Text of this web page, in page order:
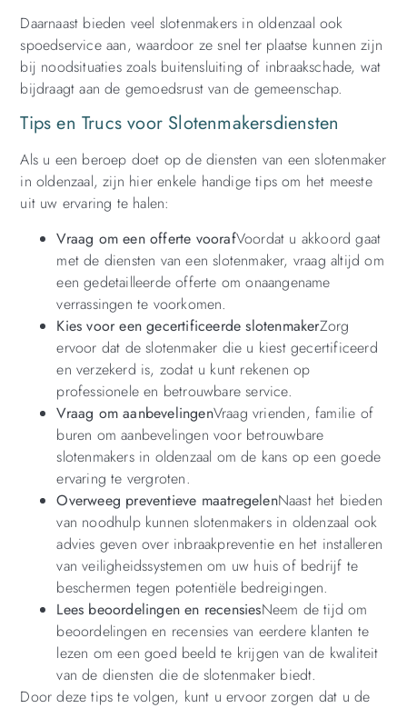
Daarnaast bieden veel slotenmakers in oldenzaal ook
spoedservice aan, waardoor ze snel ter plaatse kunnen zijn
bij noodsituaties zoals buitensluiting of inbraakschade, wat
bijdraagt aan de gemoedsrust van de gemeenschap.
Tips en Trucs voor Slotenmakersdiensten
Als u een beroep doet op de diensten van een slotenmaker
in oldenzaal, zijn hier enkele handige tips om het meeste
uit uw ervaring te halen:
Vraag om een offerte voorafVoordat u akkoord gaat
met de diensten van een slotenmaker, vraag altijd om
een gedetailleerde offerte om onaangename
verrassingen te voorkomen.
Kies voor een gecertificeerde slotenmakerZorg
ervoor dat de slotenmaker die u kiest gecertificeerd
en verzekerd is, zodat u kunt rekenen op
professionele en betrouwbare service.
Vraag om aanbevelingenVraag vrienden, familie of
buren om aanbevelingen voor betrouwbare
slotenmakers in oldenzaal om de kans op een goede
ervaring te vergroten.
Overweeg preventieve maatregelenNaast het bieden
van noodhulp kunnen slotenmakers in oldenzaal ook
advies geven over inbraakpreventie en het installeren
van veiligheidssystemen om uw huis of bedrijf te
beschermen tegen potentiële bedreigingen.
Lees beoordelingen en recensiesNeem de tijd om
beoordelingen en recensies van eerdere klanten te
lezen om een goed beeld te krijgen van de kwaliteit
van de diensten die de slotenmaker biedt.
Door deze tips te volgen, kunt u ervoor zorgen dat u de